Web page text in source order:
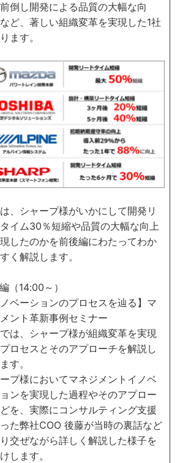
倒し開発による品質の大幅な向
ど、著しい組織変革を実現した1社
ます。
、シャープ様がいかにして開発リ
イム30％短縮や品質の大幅な向上
したのかを前後編にわたってわか
く解説します。
（14:00～）
ノベーションのプロセスを辿る】マ
ント革新事例セミナー
は、シャープ様が組織変革を実現
ロセスとそのアプローチを解説し
す。
プ様においてマネジメントイノベ
ンを実現した過程やそのアプロー
を、実際にコンサルティング支援
た弊社COO 後藤が当時の裏話など
交ぜながら詳しく解説した様子を
します。